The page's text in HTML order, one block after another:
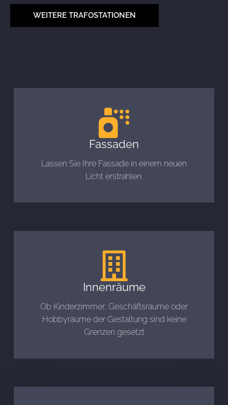
WEITERE TRAFOSTATIONEN
Fassaden
Lassen Sie Ihre Fassade in einem neuen
Licht erstrahlen.
Innenräume
Ob Kinderzimmer, Geschäftsräume oder
Hobbyräume der Gestaltung sind keine
Grenzen gesetzt